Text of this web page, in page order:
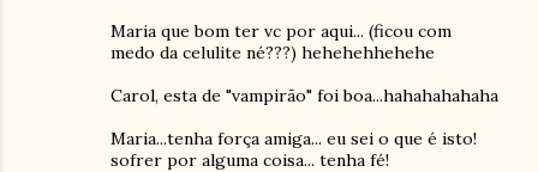
Maria que bom ter vc por aqui... (ficou com
medo da celulite né???) hehehehhehehe
Carol, esta de "vampirão" foi boa...hahahahahaha
Maria...tenha força amiga... eu sei o que é isto!
sofrer por alguma coisa... tenha fé!